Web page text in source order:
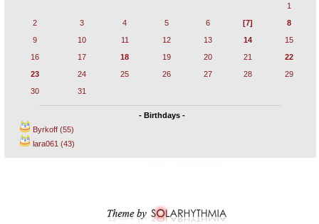
1
2
3 4 5 6 [7]
8
9
10 11 12 13 14
15
16
17 18 19 20 21
22
23
24 25 26 27 28
29
30
31
- Birthdays -
Byrkoff (55)
lara061 (43)